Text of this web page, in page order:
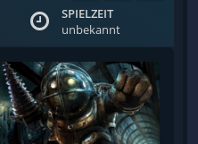
SPIELZEIT
unbekannt